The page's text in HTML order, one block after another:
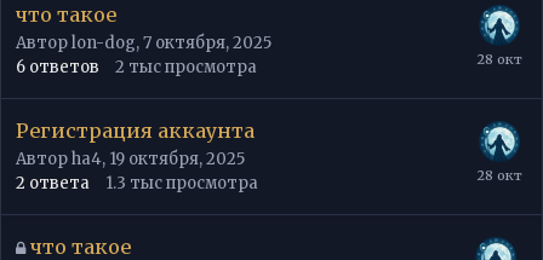
что такое
Авторlon-dog,7 октября, 2025
6 ответов 2 тыспросмотра
Регистрация аккаунта
Авторha4, 19 октября, 2025
2 ответа 1.3 тыспросмотра
что такое